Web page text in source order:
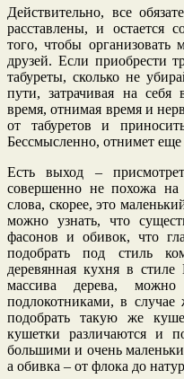
Действительно, все
расставлены, и остается
того, чтобы организовать
друзей. Если приобрести
табуреты, сколько не
пути, затрачивая на
время, отнимая время и
от табуретов и
Бессмысленно, отнимет
Есть выход –
совершенно не похожа
слова, скорее, это
можно узнать, что
фасонов и обивок, что
подобрать под стиль
деревянная кухня в
массива дерева,
подлокотниками, в
подобрать такую же
кушетки различаются и
большими и очень
а обивка – от флока до